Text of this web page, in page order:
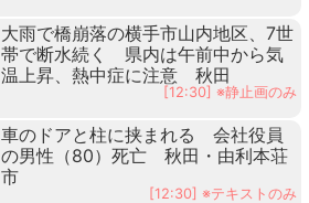
大雨で橋崩落の横手市山内地区、7世
帯で断水続く 県内は午前中から気
温上昇、熱中症に注意 秋田
[12:30] ※静止画のみ
車のドアと柱に挟まれる 会社役員
の男性（80）死亡 秋田・由利本荘
市
[12:30] ※テキストのみ